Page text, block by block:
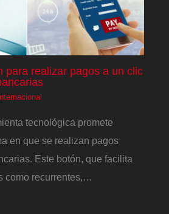
para realizar pagos a un clic
Internacional
tecnológica promete
en que se realizan pagos
Este botón, que facilita
como recurrentes,…